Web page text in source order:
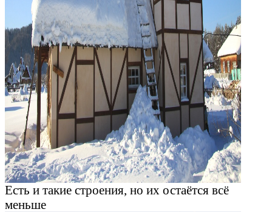
Есть и такие строения, но их остаётся всё
меньше